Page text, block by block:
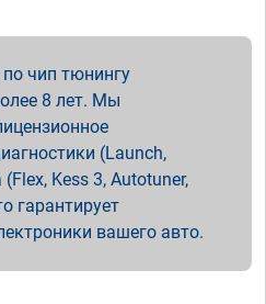
чип тюнингу
8 лет. Мы
(Launch,
Kess 3, Autotuner,
гарантирует
вашего авто.